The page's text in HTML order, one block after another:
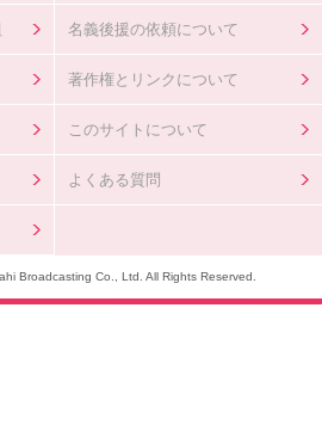
名義後援の依頼について
著作権とリンクについて
このサイトについて
よくある質問
Broadcasting Co., Ltd. All Rights Reserved.